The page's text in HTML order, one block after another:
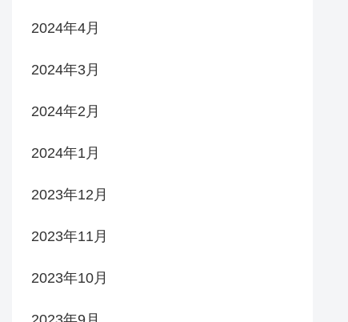
2024年4月
2024年3月
2024年2月
2024年1月
2023年12月
2023年11月
2023年10月